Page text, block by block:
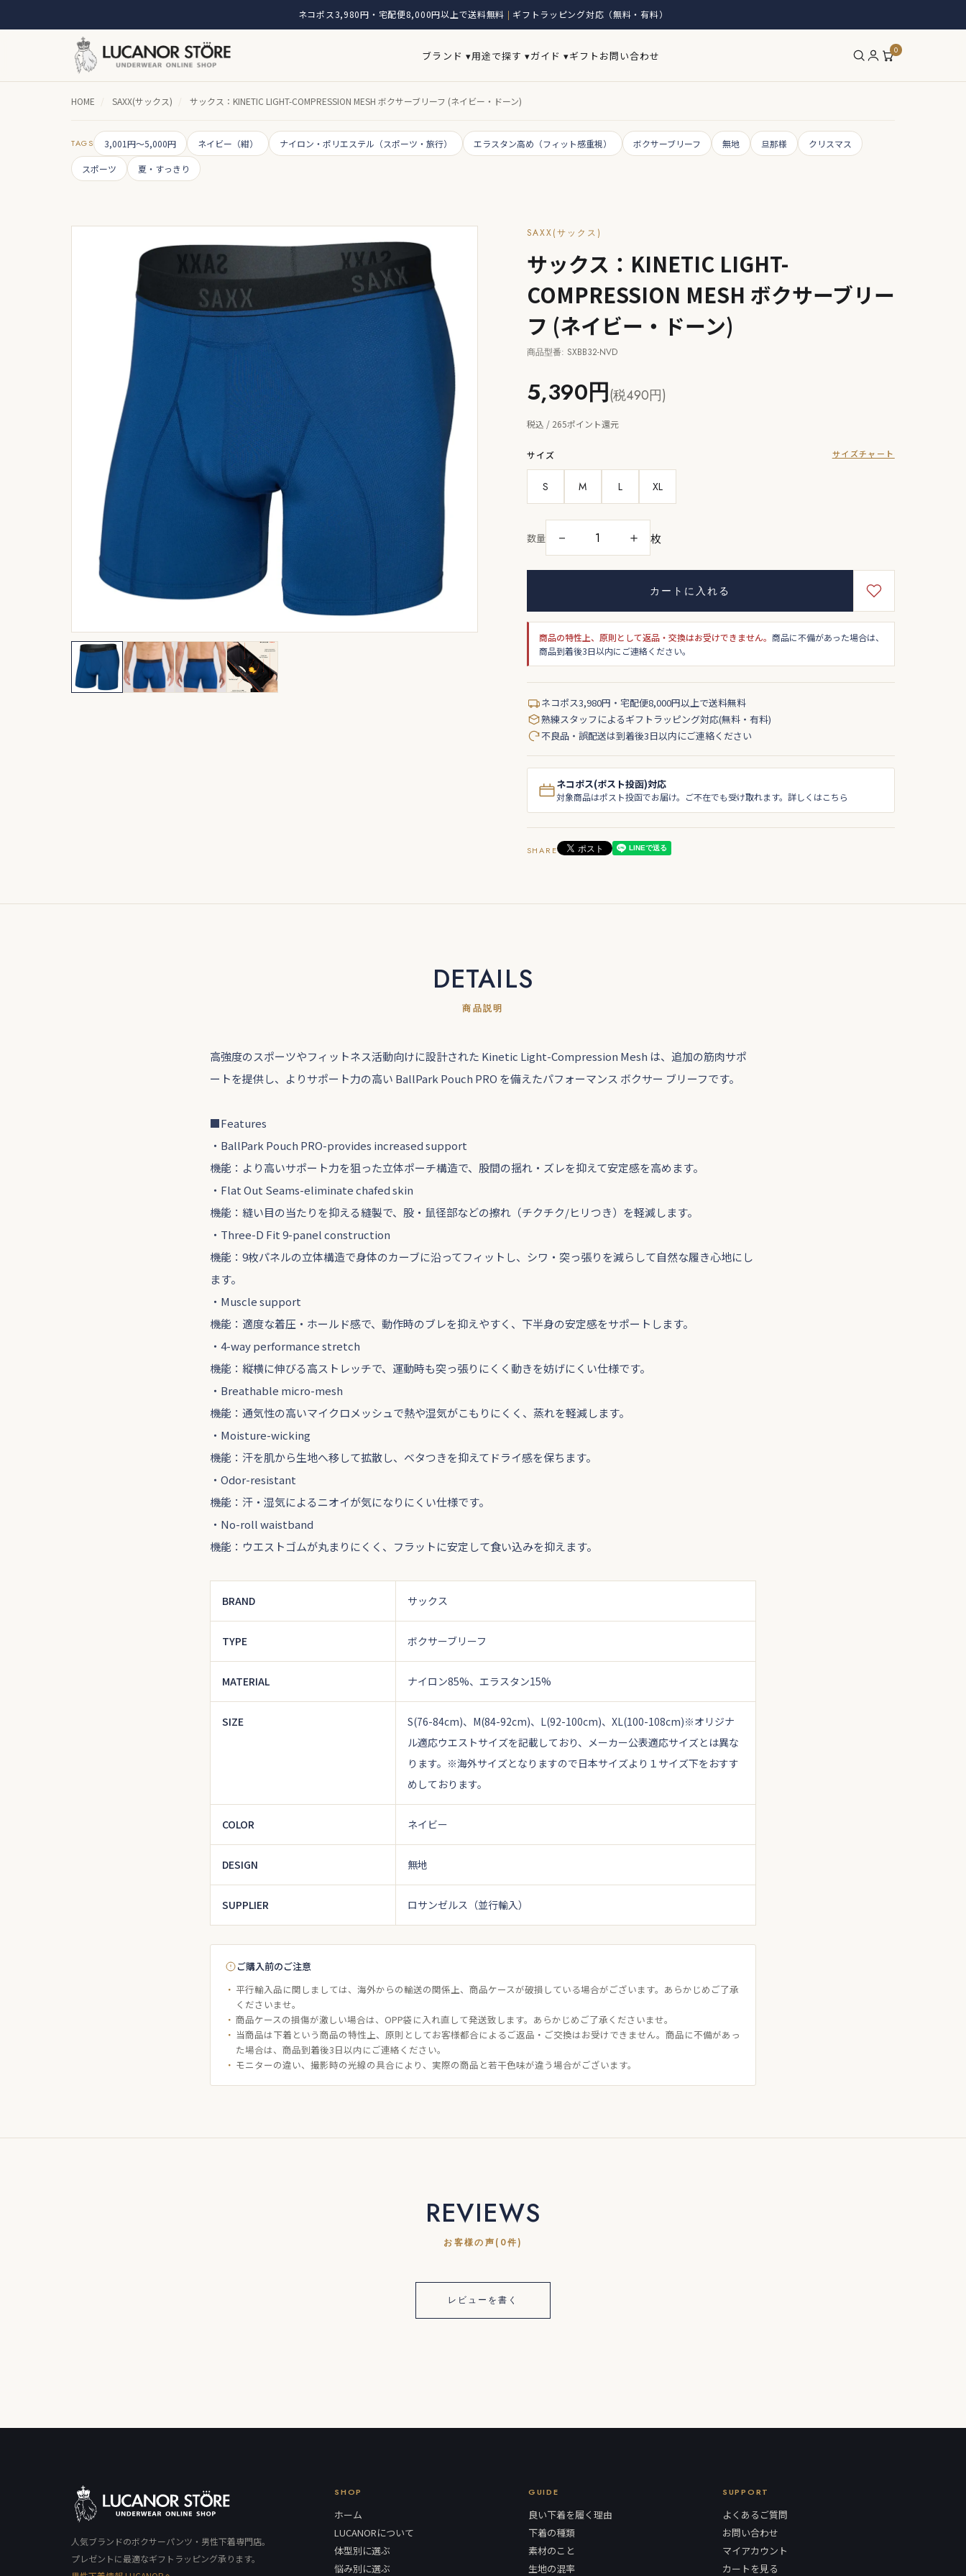
ネコポス3,980円・宅配便8,000円以上で送料無料 | ギフトラッピング対応（無料・有料）
ブランド ▾用途で探す ▾ガイド ▾ギフト お問い合わせ 0
HOME / SAXX(サックス) / サックス：KINETIC LIGHT-COMPRESSION MESH ボクサーブリーフ (ネイビー・ドーン)
TAGS 3,001円～5,000円 ネイビー（紺） ナイロン・ポリエステル（スポーツ・旅行） エラスタン高め（フィット感重視） ボクサーブリーフ 無地 旦那様 クリスマス
スポーツ 夏・すっきり
SAXX(サックス)
サックス：KINETIC LIGHT-
COMPRESSION MESH ボクサーブリー
フ (ネイビー・ドーン)
商品型番: SXBB32-NVD
5,390円(税490円)
税込 / 265ポイント還元
サイズ サイズチャート
S M L XL
数量 － ＋ 枚
カートに入れる
商品の特性上、原則として返品・交換はお受けできません。 商品に不備があった場合は、
商品到着後3日以内にご連絡ください。
ネコポス3,980円・宅配便8,000円以上で送料無料
熟練スタッフによるギフトラッピング対応(無料・有料)
不良品・誤配送は到着後3日以内にご連絡ください
ネコポス(ポスト投函)対応
対象商品はポスト投函でお届け。ご不在でも受け取れます。詳しくはこちら
SHARE
DETAILS
商品説明
高強度のスポーツやフィットネス活動向けに設計された Kinetic Light-Compression Mesh は、追加の筋肉サポ
ートを提供し、よりサポート力の高い BallPark Pouch PRO を備えたパフォーマンス ボクサー ブリーフです。
■Features
・BallPark Pouch PRO-provides increased support
機能：より高いサポート力を狙った立体ポーチ構造で、股間の揺れ・ズレを抑えて安定感を高めます。
・Flat Out Seams-eliminate chafed skin
機能：縫い目の当たりを抑える縫製で、股・鼠径部などの擦れ（チクチク/ヒリつき）を軽減します。
・Three-D Fit 9-panel construction
機能：9枚パネルの立体構造で身体のカーブに沿ってフィットし、シワ・突っ張りを減らして自然な履き心地にし
ます。
・Muscle support
機能：適度な着圧・ホールド感で、動作時のブレを抑えやすく、下半身の安定感をサポートします。
・4-way performance stretch
機能：縦横に伸びる高ストレッチで、運動時も突っ張りにくく動きを妨げにくい仕様です。
・Breathable micro-mesh
機能：通気性の高いマイクロメッシュで熱や湿気がこもりにくく、蒸れを軽減します。
・Moisture-wicking
機能：汗を肌から生地へ移して拡散し、ベタつきを抑えてドライ感を保ちます。
・Odor-resistant
機能：汗・湿気によるニオイが気になりにくい仕様です。
・No-roll waistband
機能：ウエストゴムが丸まりにくく、フラットに安定して食い込みを抑えます。
BRAND サックス
TYPE ボクサーブリーフ
MATERIAL ナイロン85%、エラスタン15%
SIZE S(76-84cm)、M(84-92cm)、L(92-100cm)、XL(100-108cm)※オリジナ
ル適応ウエストサイズを記載しており、メーカー公表適応サイズとは異な
ります。 ※海外サイズとなりますので日本サイズより１サイズ下をおすす
めしております。
COLOR ネイビー
DESIGN 無地
SUPPLIER ロサンゼルス（並行輸入）
ご購入前のご注意
平行輸入品に関しましては、海外からの輸送の関係上、商品ケースが破損している場合がございます。あらかじめご了承
くださいませ。
商品ケースの損傷が激しい場合は、OPP袋に入れ直して発送致します。あらかじめご了承くださいませ。
当商品は下着という商品の特性上、原則としてお客様都合によるご返品・ご交換はお受けできません。商品に不備があっ
た場合は、商品到着後3日以内にご連絡ください。
モニターの違い、撮影時の光線の具合により、実際の商品と若干色味が違う場合がございます。
REVIEWS
お客様の声(0件)
レビューを書く
人気ブランドのボクサーパンツ・男性下着専門店。
プレゼントに最適なギフトラッピング承ります。
SHOP
ホーム
LUCANORについて
体型別に選ぶ
悩み別に選ぶ
GUIDE
良い下着を履く理由
下着の種類
素材のこと
生地の混率
SUPPORT
よくあるご質問
お問い合わせ
マイアカウント
カートを見る